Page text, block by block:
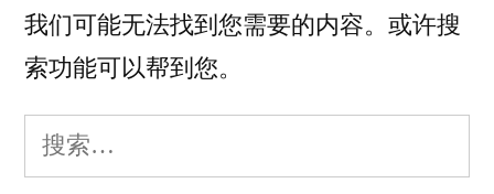
我们可能无法找到您需要的内容。或许搜
索功能可以帮到您。